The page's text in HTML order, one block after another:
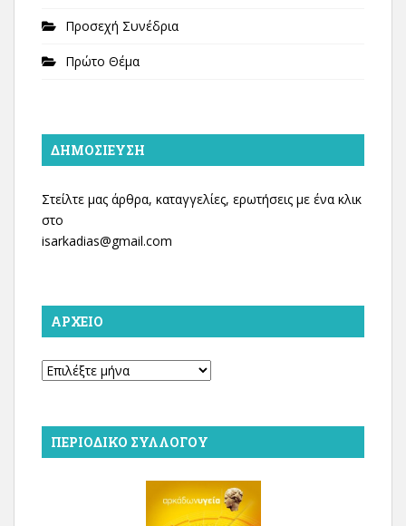
Προσεχή Συνέδρια
Πρώτο Θέμα
ΔΗΜΟΣΊΕΥΣΗ
Στείλτε μας άρθρα, καταγγελίες, ερωτήσεις με ένα κλικ
στο
isarkadias@gmail.com
ΑΡΧΕΊΟ
Αρχείο
ΠΕΡΙΟΔΙΚΌ ΣΥΛΛΌΓΟΥ